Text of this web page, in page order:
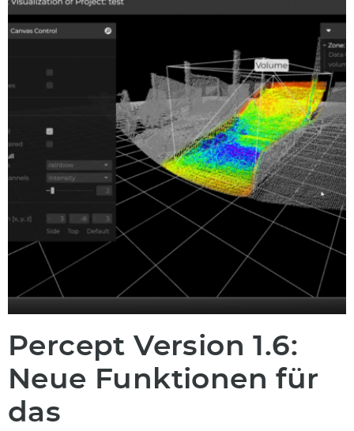
Percept Version 1.6:
Neue Funktionen für
das